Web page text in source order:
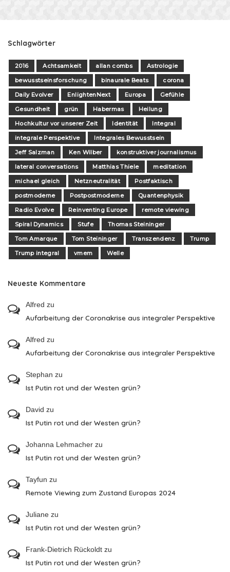
Schlagwörter
2016 Achtsamkeit allan combs
Astrologie
bewusstseinsforschung
binaurale Beats
corona
Daily Evolver
EnlightenNext Europa
Gefühle
Gesundheit
grün Habermas
Heilung
Hochkultur vor unserer Zeit
Identität
Integral
integrale Perspektive
Integrales Bewusstsein
Jeff Salzman
Ken Wilber
konstruktiver journalismus
lateral conversations
Matthias Thiele
meditation
michael gleich
Netzneutralität
Postfaktisch
postmoderne
Postpostmoderne
Quantenphysik
Radio Evolve
Reinventing Europe
remote viewing
Spiral Dynamics
Stufe
Thomas Steininger
Tom Amarque
Tom Steininger Transzendenz
Trump
Trump integral
vmem Welle
Neueste Kommentare
Alfred zu
Aufarbeitung der Coronakrise aus integraler Perspektive
Alfred zu
Aufarbeitung der Coronakrise aus integraler Perspektive
Stephan zu
Ist Putin rot und der Westen grün?
David zu
Ist Putin rot und der Westen grün?
Johanna Lehmacher zu
Ist Putin rot und der Westen grün?
Tayfun zu
Remote Viewing zum Zustand Europas 2024
Juliane zu
Ist Putin rot und der Westen grün?
Frank-Dietrich Rückoldt zu
Ist Putin rot und der Westen grün?